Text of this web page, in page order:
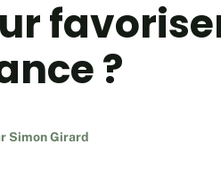
?
Simon Girard